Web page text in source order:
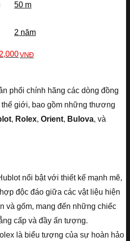
50 m
2 năm
VNĐ
phối chính hãng các dòng đồng
thế giới, bao gồm những thương
, Rolex, Orient, Bulova, và
nổi bật với thiết kế mạnh mẽ,
độc đáo giữa các vật liệu hiện
và gốm, mang đến những chiếc
cấp và đầy ấn tượng.
là biểu tượng của sự hoàn hảo